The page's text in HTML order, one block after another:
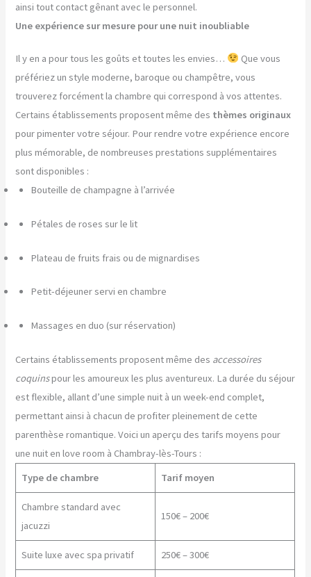
ainsi tout contact gênant avec le personnel.
Une expérience sur mesure pour une nuit inoubliable
Il y en a pour tous les goûts et toutes les envies…
Que vous
préfériez un style moderne, baroque ou champêtre, vous
trouverez forcément la chambre qui correspond à vos attentes.
Certains établissements proposent même des thèmes originaux
pour pimenter votre séjour. Pour rendre votre expérience encore
plus mémorable, de nombreuses prestations supplémentaires
sont disponibles :
Bouteille de champagne à l’arrivée
Pétales de roses sur le lit
Plateau de fruits frais ou de mignardises
Petit-déjeuner servi en chambre
Massages en duo (sur réservation)
Certains établissements proposent même des accessoires
coquinspour les amoureux les plus aventureux. La durée du séjour
est flexible, allant d’une simple nuit à un week-end complet,
permettant ainsi à chacun de profiter pleinement de cette
parenthèse romantique. Voici un aperçu des tarifs moyens pour
une nuit en love room à Chambray-lès-Tours :
Type de chambre
Tarif moyen
Chambre standard avec
jacuzzi
150€ – 200€
Suite luxe avec spa privatif 250€ – 300€